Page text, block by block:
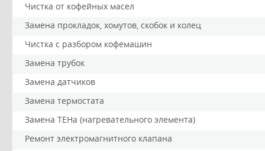
Чистка от кофейных масел
Замена прокладок, хомутов, скобок и колец
Чистка с разбором кофемашин
Замена трубок
Замена датчиков
Замена термостата
Замена ТЕНа (нагревательного элемента)
Ремонт электромагнитного клапана